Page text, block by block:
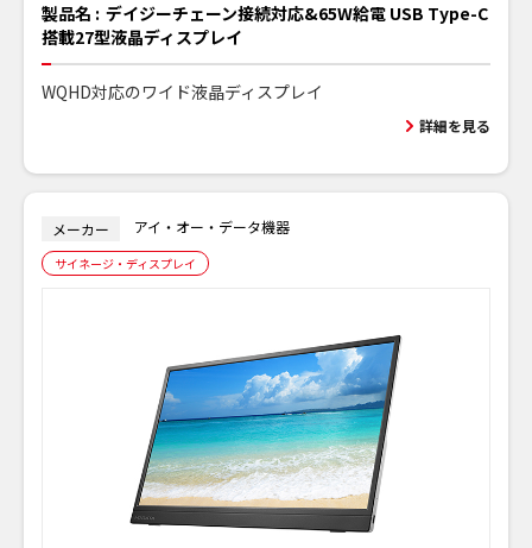
製品名 : デイジーチェーン接続対応&65W給電 USB Type-C
搭載27型液晶ディスプレイ
WQHD対応のワイド液晶ディスプレイ
詳細を見る
メーカー アイ・オー・データ機器
サイネージ・ディスプレイ